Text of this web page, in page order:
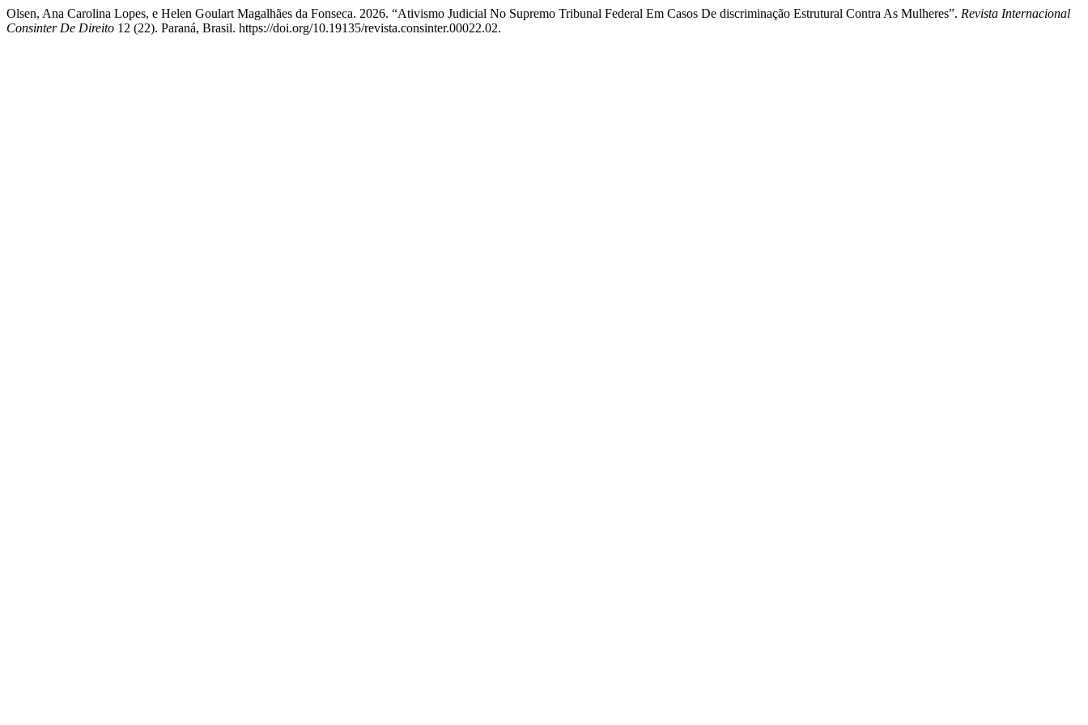
Olsen, Ana Carolina Lopes, e Helen Goulart Magalhães da Fonseca. 2026. “Ativismo Judicial No Supremo Tribunal Federal Em Casos De discriminação Estrutural Contra As Mulheres”. Revista Internacional
Consinter De Direito 12 (22). Paraná, Brasil. https://doi.org/10.19135/revista.consinter.00022.02.